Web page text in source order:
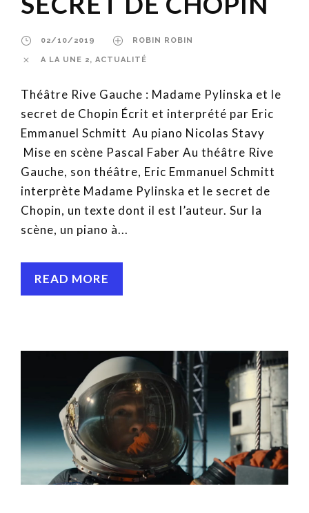
02/10/2019 ROBIN ROBIN
A LA UNE 2, ACTUALITÉ
Théâtre Rive Gauche : Madame Pylinska et le
secret de Chopin Écrit et interprété par Eric
Emmanuel Schmitt Au piano Nicolas Stavy
Mise en scène Pascal Faber Au théâtre Rive
Gauche, son théâtre, Eric Emmanuel Schmitt
interprète Madame Pylinska et le secret de
Chopin, un texte dont il est l’auteur. Sur la
scène, un piano à...
READ MORE